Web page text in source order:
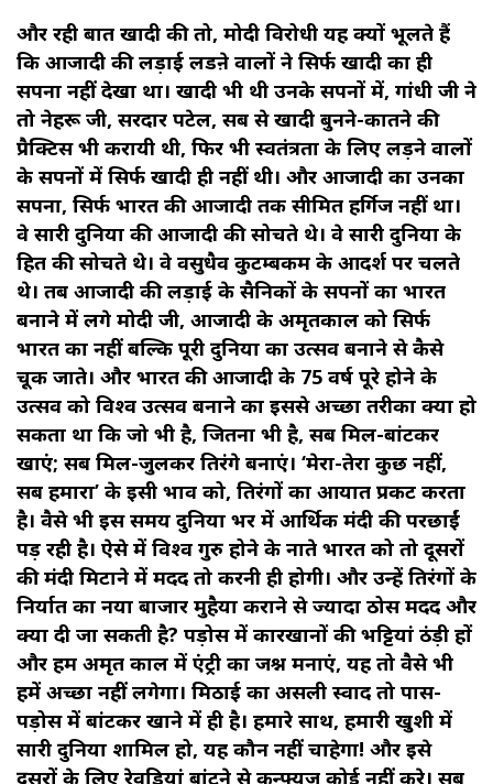
और रही बात खादी की तो, मोदी विरोधी यह क्यों भूलते हैं
कि आजादी की लड़ाई लडऩे वालों ने सिर्फ खादी का ही
सपना नहीं देखा था। खादी भी थी उनके सपनों में, गांधी जी ने
तो नेहरू जी, सरदार पटेल, सब से खादी बुनने-कातने की
प्रैक्टिस भी करायी थी, फिर भी स्वतंत्रता के लिए लड़ने वालों
के सपनों में सिर्फ खादी ही नहीं थी। और आजादी का उनका
सपना, सिर्फ भारत की आजादी तक सीमित हर्गिज नहीं था।
वे सारी दुनिया की आजादी की सोचते थे। वे सारी दुनिया के
हित की सोचते थे। वे वसुधैव कुटम्बकम के आदर्श पर चलते
थे। तब आजादी की लड़ाई के सैनिकों के सपनों का भारत
बनाने में लगे मोदी जी, आजादी के अमृतकाल को सिर्फ
भारत का नहीं बल्कि पूरी दुनिया का उत्सव बनाने से कैसे
चूक जाते। और भारत की आजादी के 75 वर्ष पूरे होने के
उत्सव को विश्व उत्सव बनाने का इससे अच्छा तरीका क्या हो
सकता था कि जो भी है, जितना भी है, सब मिल-बांटकर
खाएं; सब मिल-जुलकर तिरंगे बनाएं। ‘मेरा-तेरा कुछ नहीं,
सब हमारा’ के इसी भाव को, तिरंगों का आयात प्रकट करता
है। वैसे भी इस समय दुनिया भर में आर्थिक मंदी की परछाईं
पड़ रही है। ऐसे में विश्व गुरु होने के नाते भारत को तो दूसरों
की मंदी मिटाने में मदद तो करनी ही होगी। और उन्हें तिरंगों के
निर्यात का नया बाजार मुहैया कराने से ज्यादा ठोस मदद और
क्या दी जा सकती है? पड़ोस में कारखानों की भट्टियां ठंड़ी हों
और हम अमृत काल में एंट्री का जश्न मनाएं, यह तो वैसे भी
हमें अच्छा नहीं लगेगा। मिठाई का असली स्वाद तो पास-
पड़ोस में बांटकर खाने में ही है। हमारे साथ, हमारी खुशी में
सारी दुनिया शामिल हो, यह कौन नहीं चाहेगा! और इसे
दूसरों के लिए रेवडिय़ां बांटने से कन्फ्यूज कोई नहीं करे। सब